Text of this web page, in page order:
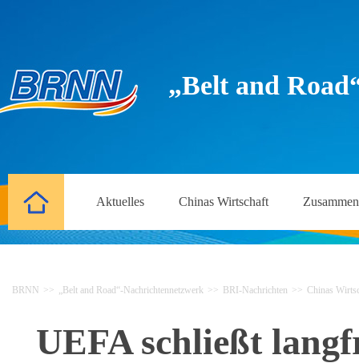
„Belt and
Aktuelles Chinas Wirtschaft
BRNN >> „Belt and Road“-Nachrichtennetzwerk >> BRI-Nachrichten >> Chinas
UEFA schließt